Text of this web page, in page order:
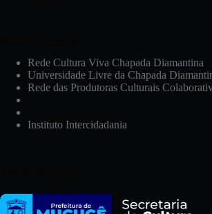
Rede Cultura Viva Chapada Diamantina
Universidade Livre da Chapada
Rede das Produtoras Culturais
Instituto Intercidadania